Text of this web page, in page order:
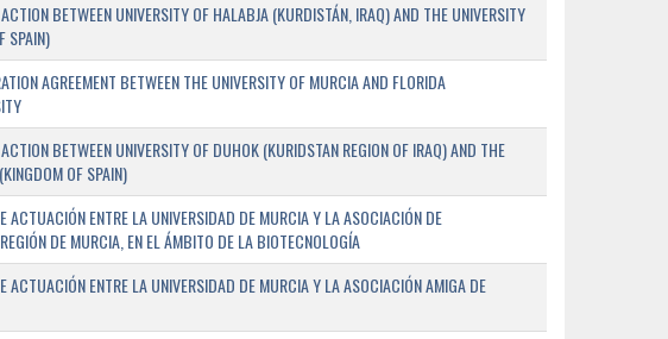
BETWEEN UNIVERSITY OF HALABJA (KURDISTÁN, IRAQ) AND THE UNIVERSITY
SPAIN)
AGREEMENT BETWEEN THE UNIVERSITY OF MURCIA AND FLORIDA
BETWEEN UNIVERSITY OF DUHOK (KURIDSTAN REGION OF IRAQ) AND THE
OF SPAIN)
ACTUACIÓN ENTRE LA UNIVERSIDAD DE MURCIA Y LA ASOCIACIÓN DE
DE MURCIA, EN EL ÁMBITO DE LA BIOTECNOLOGÍA
ACTUACIÓN ENTRE LA UNIVERSIDAD DE MURCIA Y LA ASOCIACIÓN AMIGA DE